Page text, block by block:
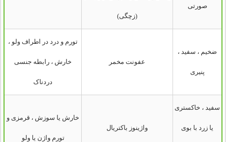
صورتی
(زچگی)
ضخیم ، سفید ،
پنیری
عفونت مخمر
تورم و درد در اطراف ولو ،
خارش ، رابطه جنسی
دردناک
سفید ، خاکستری
یا زرد با بوی واژینوز باکتریال
خارش یا سوزش ، قرمزی و
تورم واژن یا ولو